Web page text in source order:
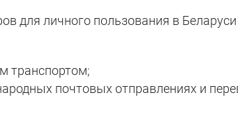
для личного пользования в Беларуси
транспортом;
почтовых отправлениях и